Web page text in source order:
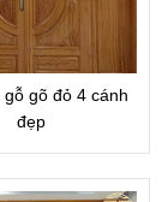
gỗ gõ đỏ 4 cánh
đẹp